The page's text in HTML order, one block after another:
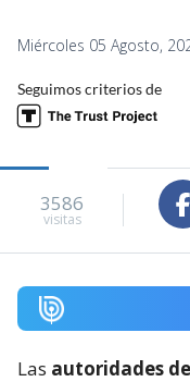
Miércoles 05 Agosto,
Seguimos criterios de
3586
visitas
Las autoridades